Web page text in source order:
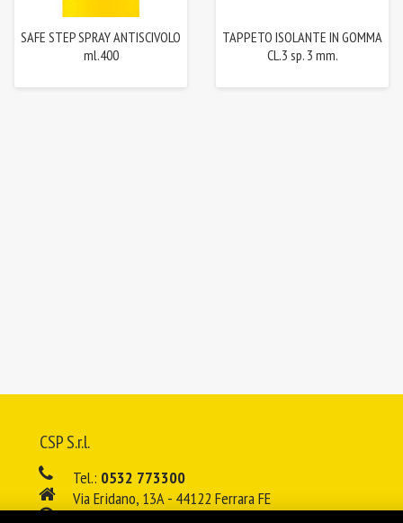
SAFE STEP SPRAY ANTISCIVOLO
ml.400
TAPPETO ISOLANTE IN GOMMA
CL.3 sp. 3 mm.
CSP S.r.l.
Tel.: 0532 773300
Via Eridano, 13A - 44122 Ferrara FE